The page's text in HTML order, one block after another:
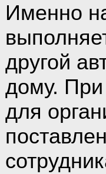
Именно
другой
дому. При
для